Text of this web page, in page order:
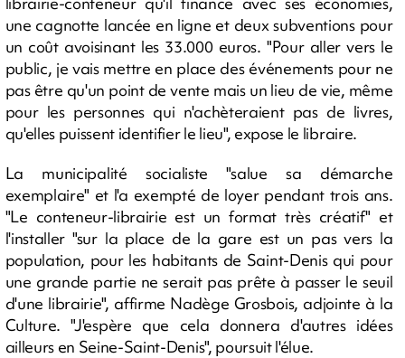
une cagnotte lancée en ligne et deux subventions pour
un coût avoisinant les 33.000 euros. "Pour aller vers le
public, je vais mettre en place des événements pour ne
pas être qu'un point de vente mais un lieu de vie, même
pour les personnes qui n'achèteraient pas de livres,
qu'elles puissent identifier le lieu", expose le libraire.
La municipalité socialiste "salue sa démarche
exemplaire" et l'a exempté de loyer pendant trois ans.
"Le conteneur-librairie est un format très créatif" et
l'installer "sur la place de la gare est un pas vers la
population, pour les habitants de Saint-Denis qui pour
une grande partie ne serait pas prête à passer le seuil
d'une librairie", affirme Nadège Grosbois, adjointe à la
Culture. "J'espère que cela donnera d'autres idées
ailleurs en Seine-Saint-Denis", poursuit l'élue.